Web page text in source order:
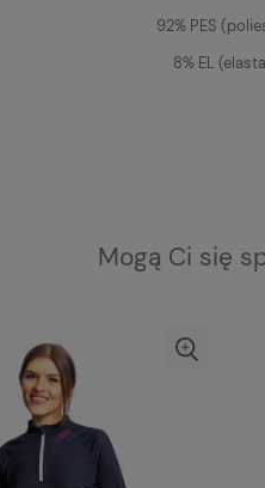
92% PES
8% EL
Mogą Ci się